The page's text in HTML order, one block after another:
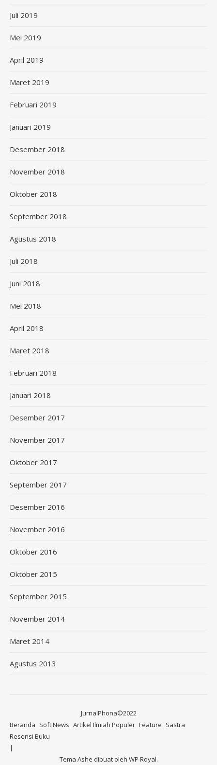
Juli 2019
Mei 2019
April 2019
Maret 2019
Februari 2019
Januari 2019
Desember 2018
November 2018
Oktober 2018
September 2018
Agustus 2018
Juli 2018
Juni 2018
Mei 2018
April 2018
Maret 2018
Februari 2018
Januari 2018
Desember 2017
November 2017
Oktober 2017
September 2017
Desember 2016
November 2016
Oktober 2016
Oktober 2015
September 2015
November 2014
Maret 2014
Agustus 2013
JurnalPhona©2022
Beranda Soft News Artikel Ilmiah Populer Feature Sastra
Resensi Buku
Tema Ashe dibuat oleh WP Royal.